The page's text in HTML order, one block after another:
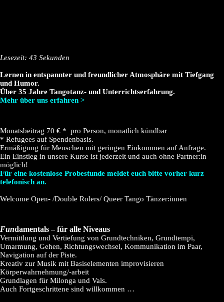
Lesezeit: 43 Sekunden
Lernen in entspannter und freundlicher Atmosphäre mit Tiefgang
und Humor.
Über 35 Jahre Tangotanz- und Unterrichtserfahrung.
Mehr über uns erfahren >
Monatsbeitrag 70 € * pro Person, monatlich kündbar
* Refugees auf Spendenbasis.
Ermäßigung für Menschen mit geringen Einkommen auf Anfrage.
Ein Einstieg in unsere Kurse ist jederzeit und auch ohne Partner:in
möglich!
Für eine kostenlose Probestunde meldet euch bitte vorher kurz
telefonisch an.
Welcome Open- /Double Rolers/ Queer Tango Tänzer:innen
Fundamentals – für alle Niveaus
Vermittlung und Vertiefung von Grundtechniken, Grundtempi,
Umarmung, Gehen, Richtungswechsel, Kommunikation im Paar,
Navigation auf der Piste.
Kreativ zur Musik mit Basiselementen improvisieren
Körperwahrnehmung/-arbeit
Grundlagen für Milonga und Vals.
Auch Fortgeschrittene sind willkommen …